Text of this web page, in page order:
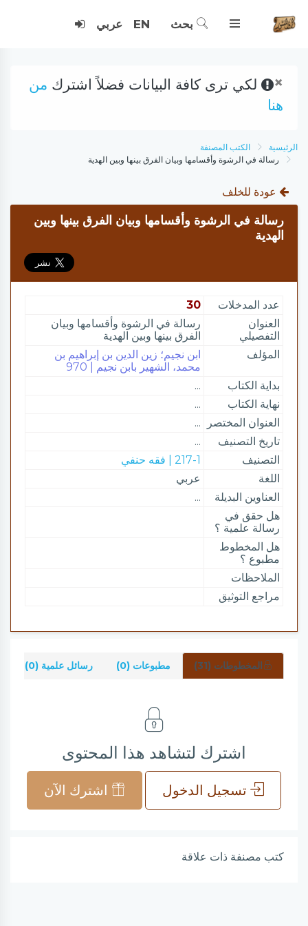
بحث EN عربي
× لكي ترى كافة البيانات فضلاً اشترك من
هنا
الرئيسية
الكتب المصنفة
رسالة في الرشوة وأقسامها وبيان الفرق بينها وبين الهدية
عودة للخلف
رسالة في الرشوة وأقسامها وبيان الفرق بينها وبين
الهدية
عدد المدخلات
30
العنوان
التفصيلي
رسالة في الرشوة وأقسامها وبيان
الفرق بينها وبين الهدية
المؤلف
ابن نجيم؛ زين الدين بن إبراهيم بن
محمد، الشهير بابن نجيم | 970
بداية الكتاب
...
نهاية الكتاب
...
العنوان المختصر
...
تاريخ التصنيف
...
التصنيف
217-1 | فقه حنفي
اللغة
عربي
العناوين البديلة
...
هل حقق في
رسالة علمية ؟
هل المخطوط
مطبوع ؟
الملاحظات
مراجع التوثيق
المخطوطات (31) مطبوعات (0) رسائل علمية (0)
اشترك لتشاهد هذا المحتوى
تسجيل الدخول اشترك الآن
كتب مصنفة ذات علاقة